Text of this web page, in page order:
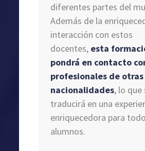
diferentes partes del
Además de la
interacción con estos
docentes, esta
pondrá en contacto
profesionales de otras
nacionalidades, lo que
traducirá en una
enriquecedora para
alumnos.